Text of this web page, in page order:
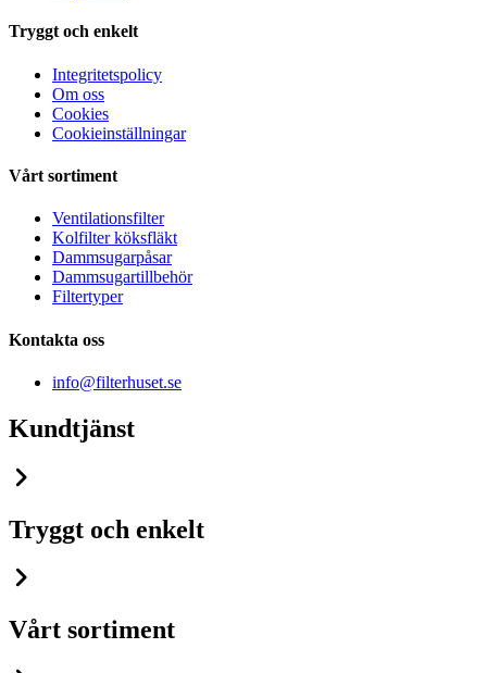
Tryggt och enkelt
Integritetspolicy
Om oss
Cookies
Cookieinställningar
Vårt sortiment
Ventilationsfilter
Kolfilter köksfläkt
Dammsugarpåsar
Dammsugartillbehör
Filtertyper
Kontakta oss
info@filterhuset.se
Kundtjänst
Tryggt och enkelt
Vårt sortiment